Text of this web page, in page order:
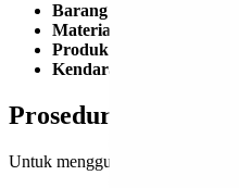
Barang Elektronik dan
Material Konstruksi:
Produk Pangan dan
Kendaraan Bermotor:
Prosedur
Untuk menggunakan layanan